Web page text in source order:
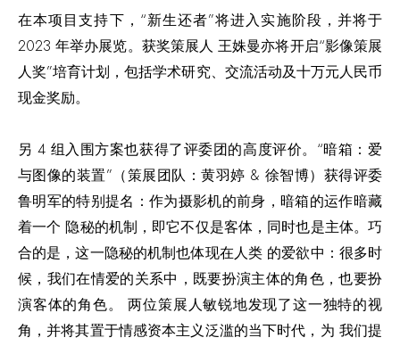
在本项目支持下，“新生还者”将进入实施阶段，并将于
2023 年举办展览。获奖策展人 王姝曼亦将开启“影像策展
人奖”培育计划，包括学术研究、交流活动及十万元人民币
现金奖励。
另 4 组入围方案也获得了评委团的高度评价。“暗箱：爱
与图像的装置”（策展团队：黄羽婷 & 徐智博）获得评委
鲁明军的特别提名：作为摄影机的前身，暗箱的运作暗藏
着一个 隐秘的机制，即它不仅是客体，同时也是主体。巧
合的是，这一隐秘的机制也体现在人类 的爱欲中：很多时
候，我们在情爱的关系中，既要扮演主体的角色，也要扮
演客体的角色。 两位策展人敏锐地发现了这一独特的视
角，并将其置于情感资本主义泛滥的当下时代，为 我们提